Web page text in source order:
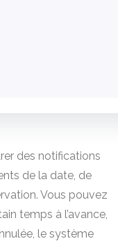
des notifications
de la date, de
Vous pouvez
temps à l’avance,
le système